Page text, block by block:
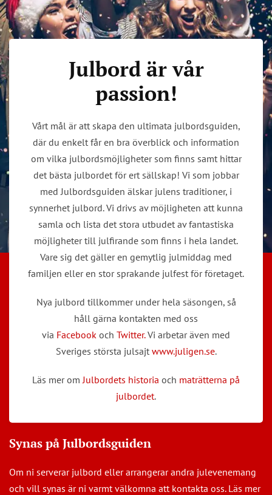
Julbord är vår
passion!
Vårt mål är att skapa den ultimata julbordsguiden,
där du enkelt får en bra överblick och information
om vilka julbordsmöjligheter som finns samt hittar
det bästa julbordet för ert sällskap! Vi som jobbar
med Julbordsguiden älskar julens traditioner, i
synnerhet julbord. Vi drivs av möjligheten att kunna
samla och lista det stora utbudet av fantastiska
möjligheter till julfirande som finns i hela landet.
Vare sig det gäller en gemytlig julmiddag med
familjen eller en stor sprakande julfest för företaget.
Nya julbord tillkommer under hela säsongen, så
håll gärna kontakten med oss
via Facebook och Twitter.Vi arbetar även med
Sveriges största julsajt www.juligen.se.
Läs mer om Julbordets historia och maträtterna på
julbordet.
Synas på Julbordsguiden
Om ni serverar julbord eller arrangerar andra julevenemang
och vill synas är ni varmt välkomna att kontakta oss. Läs mer